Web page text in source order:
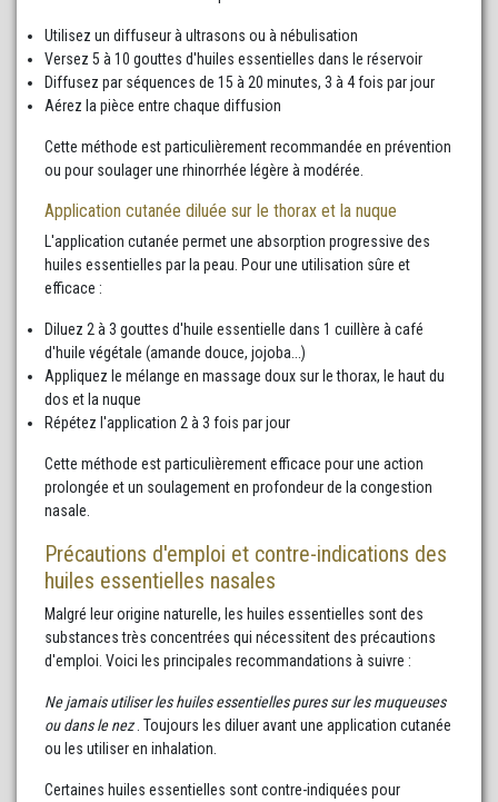
Utilisez un diffuseur à ultrasons ou à nébulisation
Versez 5 à 10 gouttes d'huiles essentielles dans le réservoir
Diffusez par séquences de 15 à 20 minutes, 3 à 4 fois par jour
Aérez la pièce entre chaque diffusion
Cette méthode est particulièrement recommandée en prévention
ou pour soulager une rhinorrhée légère à modérée.
Application cutanée diluée sur le thorax et la nuque
L'application cutanée permet une absorption progressive des
huiles essentielles par la peau. Pour une utilisation sûre et
efficace :
Diluez 2 à 3 gouttes d'huile essentielle dans 1 cuillère à café
d'huile végétale (amande douce, jojoba...)
Appliquez le mélange en massage doux sur le thorax, le haut du
dos et la nuque
Répétez l'application 2 à 3 fois par jour
Cette méthode est particulièrement efficace pour une action
prolongée et un soulagement en profondeur de la congestion
nasale.
Précautions d'emploi et contre-indications des
huiles essentielles nasales
Malgré leur origine naturelle, les huiles essentielles sont des
substances très concentrées qui nécessitent des précautions
d'emploi. Voici les principales recommandations à suivre :
Ne jamais utiliser les huiles essentielles pures sur les muqueuses
ou dans le nez . Toujours les diluer avant une application cutanée
ou les utiliser en inhalation.
Certaines huiles essentielles sont contre-indiquées pour